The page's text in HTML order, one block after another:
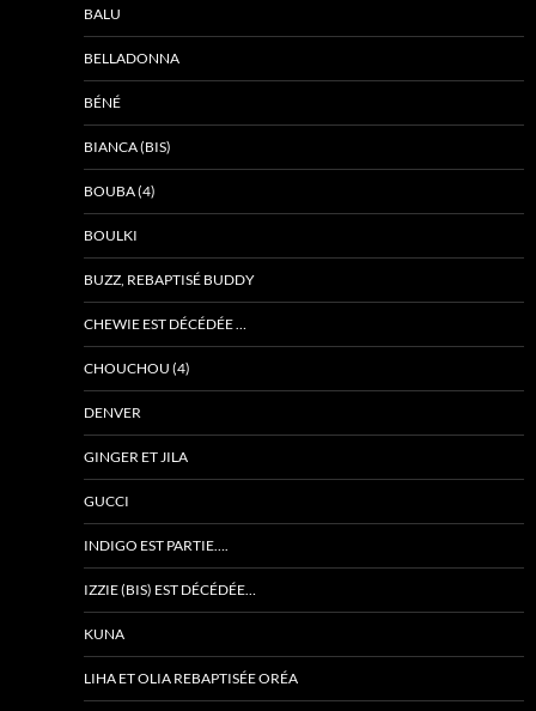
BALU
BELLADONNA
BÉNÉ
BIANCA (BIS)
BOUBA (4)
BOULKI
BUZZ, REBAPTISÉ BUDDY
CHEWIE EST DÉCÉDÉE …
CHOUCHOU (4)
DENVER
GINGER ET JILA
GUCCI
INDIGO EST PARTIE….
IZZIE (BIS) EST DÉCÉDÉE…
KUNA
LIHA ET OLIA REBAPTISÉE ORÉA